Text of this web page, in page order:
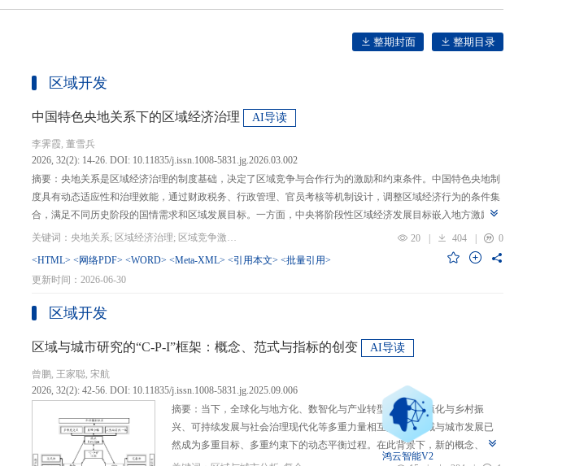
整期封面 整期目录
区域开发
中国特色央地关系下的区域经济治理 AI导读
李霁霞, 董雪兵
2026, 32(2): 14-26. DOI: 10.11835/j.issn.1008-5831.jg.2026.03.002
摘要：央地关系是区域经济治理的制度基础，决定了区域竞争与合作行为的激励和约束条件。中国特色央地制
度具有动态适应性和治理效能，通过财政税务、行政管理、官员考核等机制设计，调整区域经济行为的条件集
合，满足不同历史阶段的国情需求和区域发展目标。一方面，中央将阶段性区域经济发展目标嵌入地方激励机
制，引导区域竞争策略转变，包括竞争标的从“为增长而竞争”转向“为发展而竞争”，支出行为从“重建设、轻民
生”转向“基本公共服务均等化”，发展模式从“地方保护”转向“发挥比较优势”，以区域竞争激励和竞争策略优化
提升区域经济治理效率。另一方面，中央通过对口支援、一体化合作、主体功能区建设等制度安排，在保留区
域竞争激励的同时，降低区域合作成本，提高区域合作收益，形成优势互补、规模效益最大化、外部性内部化
等跨区域合作模式，实现国家治理和区域治理效率的统一。在区域经济格局深刻变革与国内发展目标转型升级
的背景下，区域经济治理面临新形势与新挑战。未来区域经济治理研究应聚焦数字时代区域协调发展、因地制
宜发展新质生产力、构建全国统一大市场等重大现实问题，从新治理主体、新发展目标、新治理工具等维度深
化探索，进一步丰富和完善中国特色区域经济治理理论体系，为新时代区域协调发展与区域高质量发展提供学
理支撑。
关键词：央地关系; 区域经济治理; 区域竞争激励; 跨区域合作 20 | 404 |
0
<HTML> <网络PDF> <WORD> <Meta-XML> <引用本文> <批量引用>
更新时间：2026-06-30
区域开发
区域与城市研究的“C-P-I”框架：概念、范式与指标的创变 AI导读
曾鹏, 王家聪, 宋航
2026, 32(2): 42-56. DOI: 10.11835/j.issn.1008-5831.jg.2025.09.006
摘要：当下，全球化与地方化、数智化与产业转型、新型城镇化与乡村振
兴、可持续发展与社会治理现代化等多重力量相互交织，区域与城市发展已
然成为多重目标、多重约束下的动态平衡过程。在此背景下，新的概念、新
的要求、新的范围不断涌现，形成了以“A视角下的B”“面向A的B”“基于A的B”
鸿云智能V2